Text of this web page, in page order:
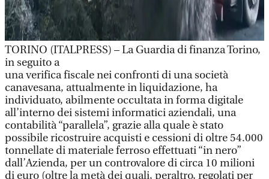
TORINO (ITALPRESS) – La Guardia di finanza Torino,
in seguito a
una verifica fiscale nei confronti di una società
canavesana, attualmente in liquidazione, ha
individuato, abilmente occultata in forma digitale
all’interno dei sistemi informatici aziendali, una
contabilità “parallela”, grazie alla quale è stato
possibile ricostruire acquisti e cessioni di oltre 54.000
tonnellate di materiale ferroso effettuati “in nero”
dall’Azienda, per un controvalore di circa 10 milioni
di euro (oltre la metà dei quali, peraltro, regolati per